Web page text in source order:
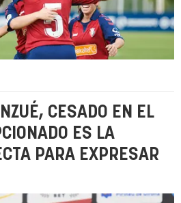
CESADO EN EL
ES LA
PARA EXPRESAR